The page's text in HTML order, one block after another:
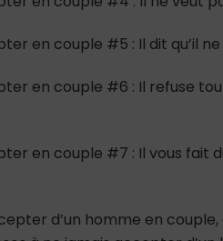
en couple #5 : Il dit qu’il
en couple #6 : Il refuse
en couple #7 : Il vous
d’un homme en